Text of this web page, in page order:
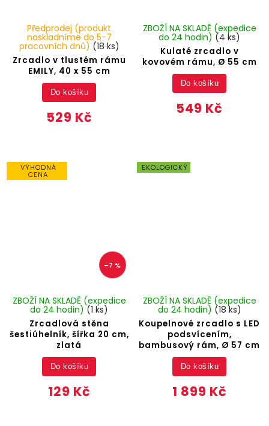
Zrcadlo v tlustém rámu
EMILY, 40 x 55 cm
Předprodej (produkt
naskladníme do 5-7
pracovních dnů) (18 ks)
529 Kč
Do košíku
Kulaté zrcadlo v
kovovém rámu, Ø 55 cm
ZBOŽÍ NA SKLADĚ (expedice
do 24 hodin) (4 ks)
549 Kč
Do košíku
VÝHODNÁ
CENA
–7 %
Zrcadlová stěna
šestiúhelník, šířka 20 cm,
zlatá
ZBOŽÍ NA SKLADĚ (expedice
do 24 hodin) (1 ks)
129 Kč
Do košíku
EKOLOGICKÝ
Koupelnové zrcadlo s LED
podsvícením,
bambusový rám, Ø 57 cm
ZBOŽÍ NA SKLADĚ (expedice
do 24 hodin) (18 ks)
1 899 Kč
Do košíku